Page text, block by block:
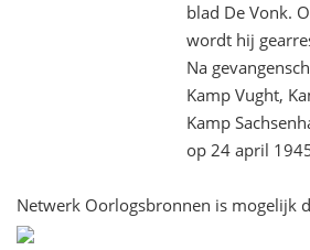
blad De Vonk.
wordt hij
Na
Kamp Vught,
Kamp
op 24 april
Netwerk Oorlogsbronnen is mogelijk